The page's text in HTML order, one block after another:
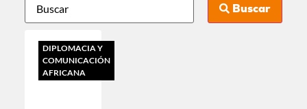
Buscar
DIPLOMACIA Y
COMUNICACIÓN
AFRICANA